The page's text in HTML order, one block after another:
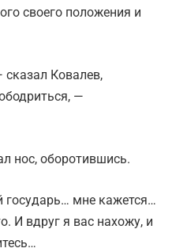
своего положения и
Ковалев,
—
нос, оборотившись.
мне кажется…
И вдруг я вас нахожу, и